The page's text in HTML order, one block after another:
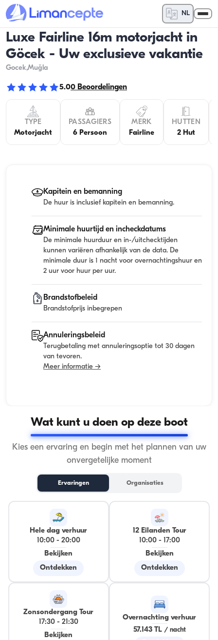
NL
Luxe Fairline 16m motorjacht in
Göcek - Uw exclusieve vakantie
Gocek,Muğla
5.00 Beoordelingen
TYPE
Motorjacht
PASSAGIERS
6 Persoon
MERK
Fairline
HUTTEN
2 Hut
Kapitein en bemanning
De huur is inclusief kapitein en bemanning.
Minimale huurtijd en incheckdatums
De minimale huurduur en in-/uitchecktijden
kunnen variëren afhankelijk van de data. De
minimale duur is 1 nacht voor overnachtingshuur en
2 uur voor huur per uur.
Brandstofbeleid
Brandstofprijs inbegrepen
Annuleringsbeleid
Terugbetaling met annuleringsoptie tot 30 dagen
van tevoren.
Meer informatie →
Wat kunt u doen op deze boot
Kies een ervaring en begin met het plannen van uw
onvergetelijke moment
Ervaringen Organisaties
Hele dag verhuur
10:00- 20:00
Bekijken
Ontdekken
12 Eilanden Tour
10:00-
17:00
Bekijken
Ontdekken
Zonsondergang Tour
17:30- 21:30
Bekijken
Overnachting verhuur
57.143 TL/ nacht